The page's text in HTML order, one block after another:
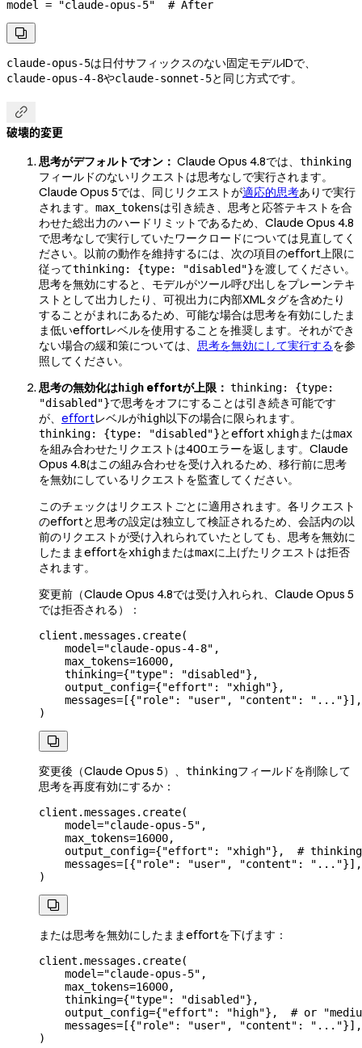
model = "claude-opus-5"
  # After

claude-opus-5は日付サフィックスのない固定モデルIDで、
claude-opus-4-8やclaude-sonnet-5と同じ方式です。

破壊的変更
思考がデフォルトでオン： Claude Opus 4.8では、 thinking
フィールドのないリクエストは思考なしで実行されます。
Claude Opus 5では、同じリクエストが適応的思考ありで実行
されます。 max_tokensは引き続き、思考と応答テキストを合
わせた総出力のハードリミットであるため、Claude Opus 4.8
で思考なしで実行していたワークロードについては見直してく
ださい。以前の動作を維持するには、次の項目のeffort上限に
従ってthinking: {type: "disabled"}を渡してください。
思考を無効にすると、モデルがツール呼び出しをプレーンテキ
ストとして出力したり、可視出力に内部XMLタグを含めたり
することがまれにあるため、可能な場合は思考を有効にしたま
ま低いeffortレベルを使用することを推奨します。それができ
ない場合の緩和策については、 思考を無効にして実行するを参
照してください。
思考の無効化はhigh effortが上限： thinking: {type:
"disabled"}で思考をオフにすることは引き続き可能です
が、 effortレベルがhigh以下の場合に限られます。
thinking: {type: "disabled"}とeffort xhighまたはmax
を組み合わせたリクエストは400エラーを返します。Claude
Opus 4.8はこの組み合わせを受け入れるため、移行前に思考
を無効にしているリクエストを監査してください。
このチェックはリクエストごとに適用されます。各リクエスト
のeffortと思考の設定は独立して検証されるため、会話内の以
前のリクエストが受け入れられていたとしても、思考を無効に
したままeffortをxhighまたはmaxに上げたリクエストは拒否
されます。
変更前（Claude Opus 4.8では受け入れられ、Claude Opus 5
では拒否される）：
client.messages.create(
    model
="claude-opus-4-8" ,
    max_tokens
=16000,
    thinking
={"type" : "disabled"},
    output_config
={"effort" : "xhigh"},
    messages
= [{"role" : "user" , "content" : "..."}],
)

変更後（Claude Opus 5）、 thinkingフィールドを削除して
思考を再度有効にするか：
client.messages.create(
    model
="claude-opus-5" ,
    max_tokens
=16000,
    output_config
={"effort" : "xhigh"}, #
    messages
= [{"role" : "user" , "content" : "..."}],
)

または思考を無効にしたままeffortを下げます：
client.messages.create(
    model
="claude-opus-5" ,
    max_tokens
=16000,
    thinking
={"type" : "disabled"},
    output_config
={"effort" : "high"}, # or
    messages
= [{"role" : "user" , "content" : "..."}],
)